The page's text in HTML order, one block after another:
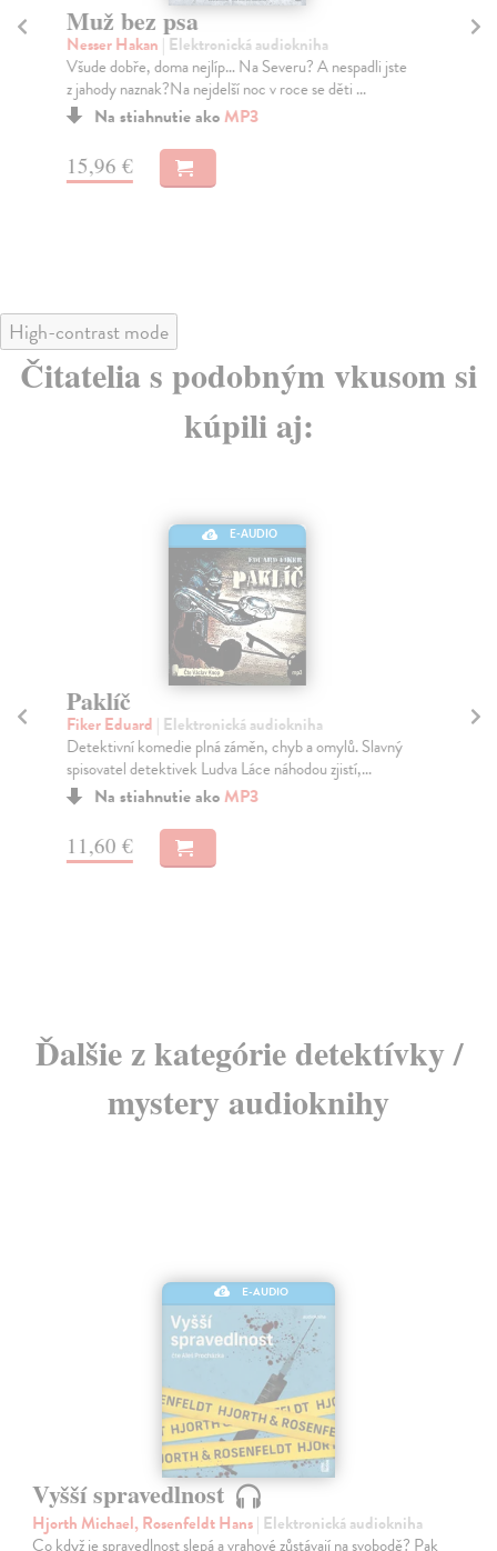
Muž bez psa
Nesser Hakan | Elektronická audiokniha
Všude dobře, doma nejlíp… Na Severu? A nespadli jste
z jahody naznak?Na nejdelší noc v roce se děti ...
Na stiahnutie akoMP3
15,96 €
High-contrast mode
Čitatelia s podobným vkusom si
kúpili aj:
E-AUDIO
Paklíč
Fiker Eduard | Elektronická audiokniha
Detektivní komedie plná záměn, chyb a omylů. Slavný
spisovatel detektivek Ludva Láce náhodou zjistí,...
Na stiahnutie akoMP3
11,60 €
Ďalšie z kategórie detektívky /
mystery audioknihy
E-AUDIO
Vyšší spravedlnost
Hjorth Michael, Rosenfeldt Hans| Elektronická audiokniha
Co když je spravedlnost slepá a vrahové zůstávají na svobodě? Pak